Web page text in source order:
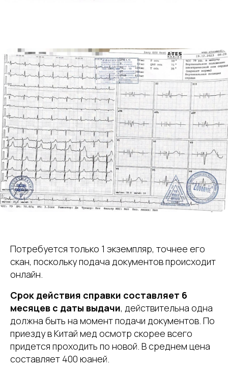
Потребуется только 1 экземпляр, точнее его
скан, поскольку подача документов происходит
онлайн.
Срок действия справки составляет 6
месяцев с даты выдачи, действительна одна
должна быть на момент подачи документов. По
приезду в Китай мед осмотр скорее всего
придется проходить по новой. В среднем цена
составляет 400 юаней.